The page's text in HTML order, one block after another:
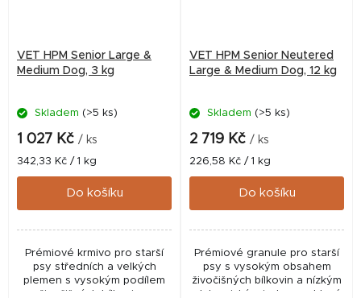
VET HPM Senior Large &
Medium Dog, 3 kg
Skladem (>5 ks)
1 027 Kč / ks
Měrná
cena:
342,33 Kč / 1 kg
Do košíku
Prémiové krmivo pro starší
psy středních a velkých
plemen s vysokým podílem
VET HPM Senior Neutered
Large & Medium Dog, 12 kg
Skladem (>5 ks)
2 719 Kč / ks
Měrná
cena:
226,58 Kč / 1 kg
Do košíku
Prémiové granule pro starší
psy s vysokým obsahem
živočišných bílkovin a nízkým